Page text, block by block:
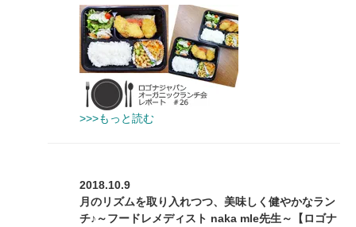
>>>もっと読む
2018.10.9
月のリズムを取り入れつつ、美味しく健やかなラン
チ♪～フードレメディスト naka mIe先生～【ロゴナ